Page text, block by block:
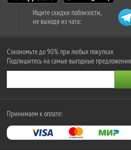
Ищите скидки поблизости,
не выходя из чата:
Сэкономьте до 90% при любых покупках
Подпишитесь на самые выгодные предложения
Принимаем к оплате: